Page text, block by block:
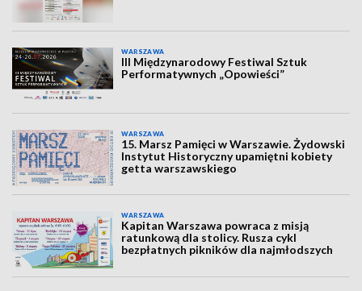
WARSZAWA
III Międzynarodowy Festiwal Sztuk
Performatywnych „Opowieści”
WARSZAWA
15. Marsz Pamięci w Warszawie. Żydowski
Instytut Historyczny upamiętni kobiety
getta warszawskiego
WARSZAWA
Kapitan Warszawa powraca z misją
ratunkową dla stolicy. Rusza cykl
bezpłatnych pikników dla najmłodszych